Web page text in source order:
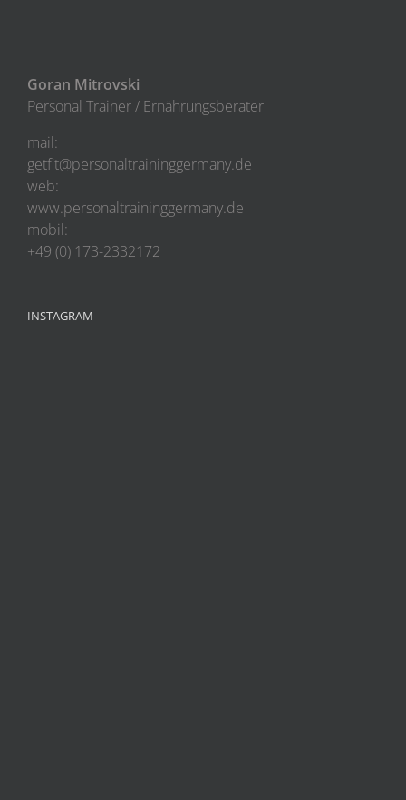
Goran Mitrovski
Personal Trainer / Ernährungsberater
mail:
getfit@personaltraininggermany.de
web:
www.personaltraininggermany.de
mobil:
+49 (0) 173-2332172
INSTAGRAM